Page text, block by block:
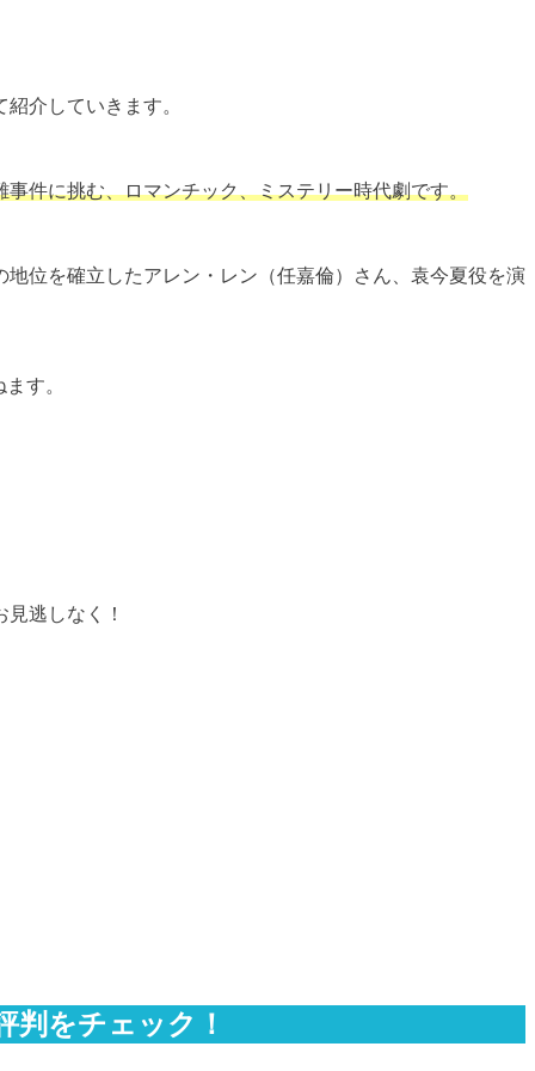
介していきます。
件に挑む、ロマンチック、ミステリー時代劇です。
位を確立したアレン・レン（任嘉倫）さん、袁今夏役を演
す。
逃しなく！
判をチェック！